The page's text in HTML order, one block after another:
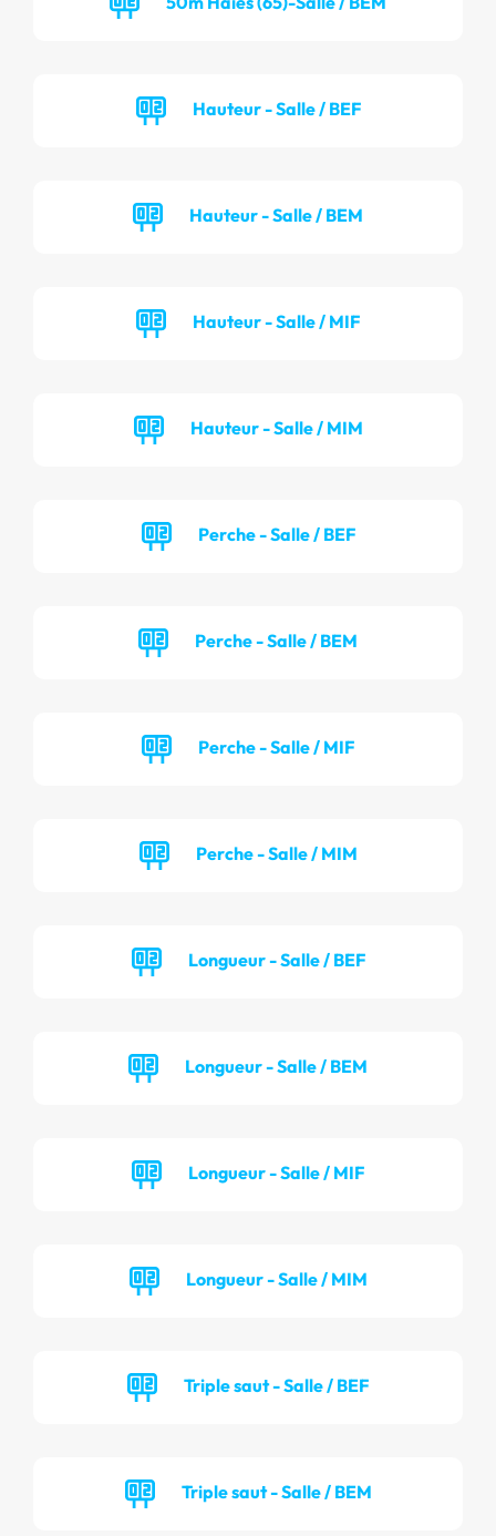
Hauteur - Salle / BEF
Hauteur - Salle / BEM
Hauteur - Salle / MIF
Hauteur - Salle / MIM
Perche - Salle / BEF
Perche - Salle / BEM
Perche - Salle / MIF
Perche - Salle / MIM
Longueur - Salle / BEF
Longueur - Salle / BEM
Longueur - Salle / MIF
Longueur - Salle / MIM
Triple saut - Salle / BEF
Triple saut - Salle / BEM